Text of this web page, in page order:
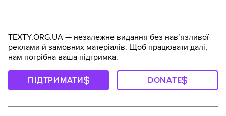
TEXTY.ORG.UA — незалежне видання без навʼязливої
реклами й замовних матеріалів. Щоб працювати далі,
нам потрібна ваша підтримка.
ПІДТРИМАТИ DONATE